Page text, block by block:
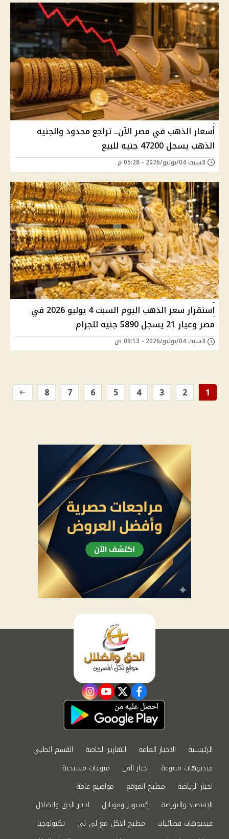
أسعار الذهب في مصر الآن.. تراجع محدود والجنيه
الذهب يسجل 47200 جنيه للبيع
السبت 04/يوليو/2026 - 05:28 م
استقرار سعر الذهب اليوم السبت 4 يوليو 2026 في
مصر وعيار 21 يسجل 5890 جنيه للجرام
السبت 04/يوليو/2026 - 09:13 ص
1
2
3
4
5
6
7
8
facebook
twitter
youtube
instagram
الرئيسية الاخبار العامة التقارير الخاصة
القسم الطبي
فيديوهات متنوعة
اخبار الفن
منوعات مسيحية
اخبار الرياضة
مطبخ الموقع
مواضيع عامة
الاقتصاد والبورصة
كمبيوتر وموبايل
اخبار الحق والضلال
فيديوهات فضائيات
مطبخ الاكل مع لى لى
تكنولوجيا